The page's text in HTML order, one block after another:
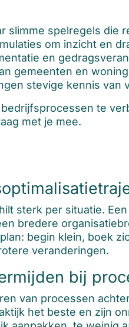
slimme spelregels die
om inzicht en
en
gemeenten en
stevige kennis van
te
met je mee.
sterk per situatie.
bredere
begin klein, boek
veranderingen.
bij
van processen
het beste en zijn